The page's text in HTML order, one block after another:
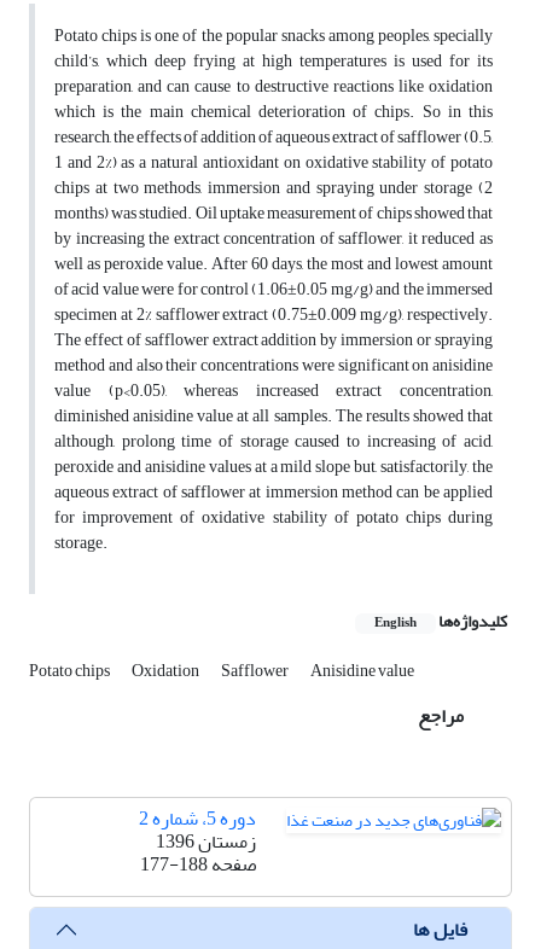
Potato chips is one of the popular snacks among peoples, specially
child’s, which deep frying at high temperatures is used for its
preparation, and can cause to destructive reactions like oxidation
which is the main chemical deterioration of chips. So in this
research, the effects of addition of aqueous extract of safflower (0.5,
1 and 2%) as a natural antioxidant on oxidative stability of potato
chips at two methods, immersion and spraying under storage (2
months) was studied. Oil uptake measurement of chips showed that
by increasing the extract concentration of safflower, it reduced as
well as peroxide value. After 60 days, the most and lowest amount
of acid value were for control (1.06±0.05 mg/g) and the immersed
specimen at 2% safflower extract (0.75±0.009 mg/g), respectively.
The effect of safflower extract addition by immersion or spraying
method and also their concentrations were significant on anisidine
value (p<0.05), whereas increased extract concentration,
diminished anisidine value at all samples. The results showed that
although, prolong time of storage caused to increasing of acid,
peroxide and anisidine values at a mild slope but, satisfactorily, the
aqueous extract of safflower at immersion method can be applied
for improvement of oxidative stability of potato chips during
storage.
کلیدواژه‌ها English
Potato chips Oxidation Safflower Anisidine value
مراجع
دوره 5، شماره 2
زمستان 1396
صفحه177-188
فایل ها